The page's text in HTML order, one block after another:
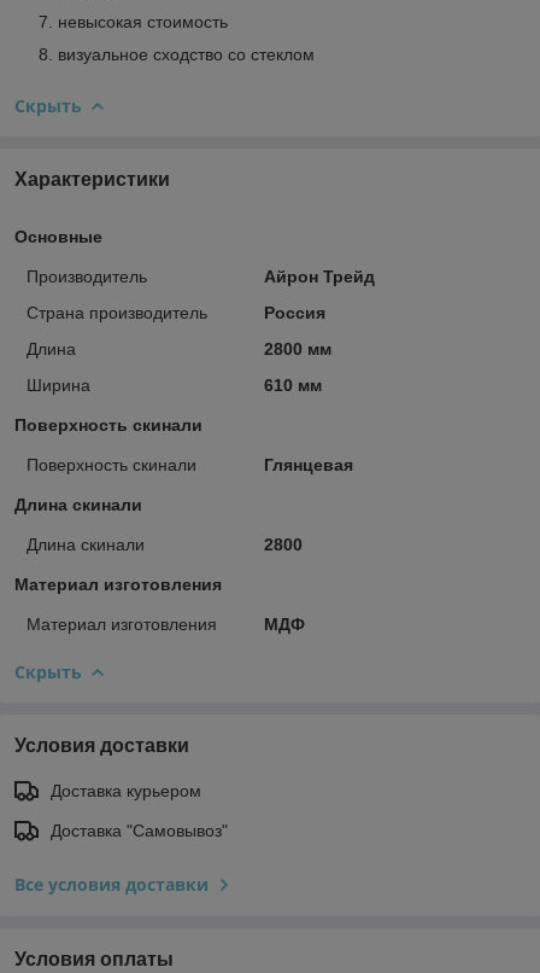
невысокая стоимость
визуальное сходство со стеклом
Скрыть
Характеристики
Основные
Производитель
Айрон Трейд
Страна производитель
Россия
Длина
2800 мм
Ширина
610 мм
Поверхность скинали
Поверхность скинали Глянцевая
Длина скинали
Длина скинали 2800
Материал изготовления
Материал изготовления МДФ
Скрыть
Условия доставки
Доставка курьером
Доставка "Самовывоз"
Все условия доставки
Условия оплаты